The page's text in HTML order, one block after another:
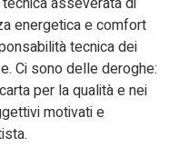
energetica e comfort
tecnica dei
Ci sono delle deroghe:
per la qualità e nei
motivati e